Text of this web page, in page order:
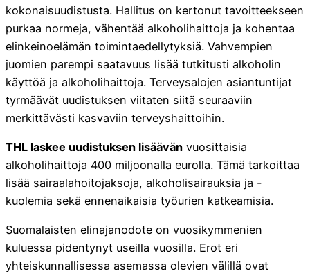
kokonaisuudistusta. Hallitus on kertonut tavoitteekseen
purkaa normeja, vähentää alkoholihaittoja ja kohentaa
elinkeinoelämän toimintaedellytyksiä. Vahvempien
juomien parempi saatavuus lisää tutkitusti alkoholin
käyttöä ja alkoholihaittoja. Terveysalojen asiantuntijat
tyrmäävät uudistuksen viitaten siitä seuraaviin
merkittävästi kasvaviin terveyshaittoihin.
THL laskee uudistuksen lisäävän vuosittaisia
alkoholihaittoja 400 miljoonalla eurolla. Tämä tarkoittaa
lisää sairaalahoitojaksoja, alkoholisairauksia ja -
kuolemia sekä ennenaikaisia työurien katkeamisia.
Suomalaisten elinajanodote on vuosikymmenien
kuluessa pidentynyt useilla vuosilla. Erot eri
yhteiskunnallisessa asemassa olevien välillä ovat